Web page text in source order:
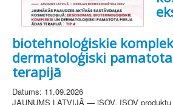
biotehnoloģiskie
dermatoloģiski
terapijā
Datums: 11.09.2026
JAUNUMS LATVIJĀ — iSOV. ISOV